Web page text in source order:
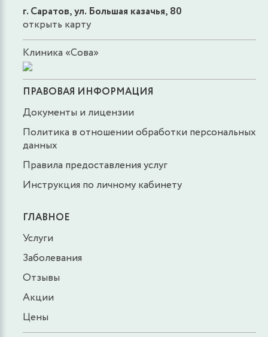
г. Саратов, ул. Большая казачья, 80
открыть карту
Клиника «Сова»
ПРАВОВАЯ ИНФОРМАЦИЯ
Документы и лицензии
Политика в отношении обработки персональных
данных
Правила предоставления услуг
Инструкция по личному кабинету
ГЛАВНОЕ
Услуги
Заболевания
Отзывы
Акции
Цены